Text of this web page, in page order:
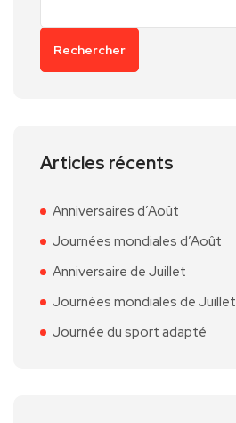
Rechercher
Articles récents
Anniversaires d’Août
Journées mondiales d’Août
Anniversaire de Juillet
Journées mondiales de Juillet
Journée du sport adapté